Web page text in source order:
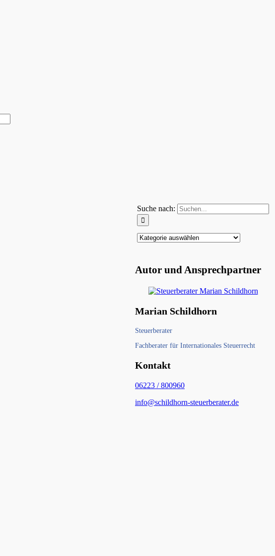
Suche nach:
Autor und Ansprechpartner
Marian Schildhorn
Steuerberater
Fachberater für Internationales Steuerrecht
Kontakt
06223 / 800960
info@schildhorn-steuerberater.de